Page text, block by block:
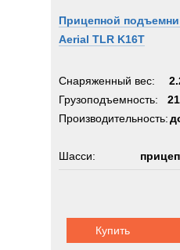
Прицепной
Aerial TLR K16T
Снаряженный вес:
Грузоподъемность:
Производительность:
Шасси:
Купить